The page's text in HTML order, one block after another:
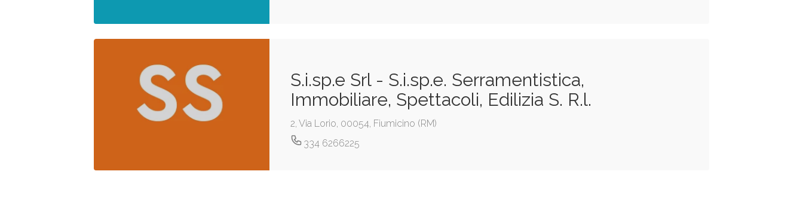
S.i.sp.e Srl - S.i.sp.e. Serramentistica,
Immobiliare, Spettacoli, Edilizia S. R.l.
2, Via Lorio, 00054, Fiumicino (RM)
334 6266225